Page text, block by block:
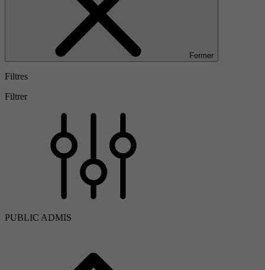
Fermer
Filtres
Filtrer
PUBLIC ADMIS